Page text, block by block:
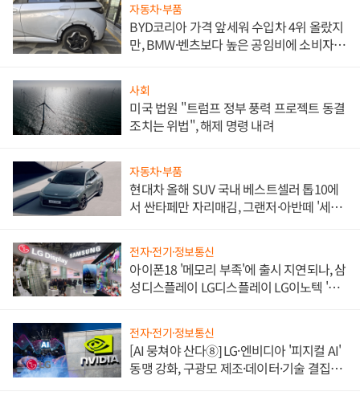
자동차·부품
BYD코리아 가격 앞세워 수입차 4위 올랐지
만, BMW·벤츠보다 높은 공임비에 소비자
사회
미국 법원 "트럼프 정부 풍력 프로젝트 동결
조치는 위법", 해제 명령 내려
자동차·부품
현대차 올해 SUV 국내 베스트셀러 톱10에
서 싼타페만 자리매김, 그랜저·아반떼 '세단
전자·전기·정보통신
아이폰18 '메모리 부족'에 출시 지연되나, 삼
성디스플레이 LG디스플레이 LG이노텍 '탈
전자·전기·정보통신
[AI 뭉쳐야 산다⑧] LG·엔비디아 '피지컬 AI'
동맹 강화, 구광모 제조·데이터·기술 결집